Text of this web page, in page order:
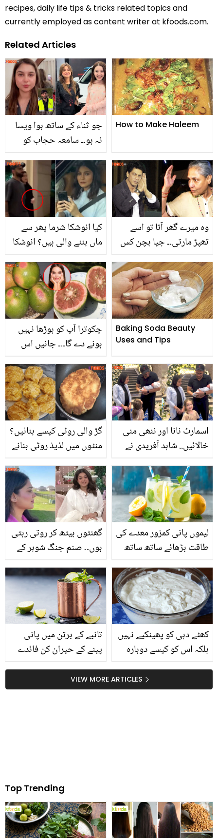
recipes, daily life tips & tricks related topics and
currently employed as content writer at kfoods.com.
Related Articles
جو ثناء کے ساتھ ہوا ویسا
نہ ہو۔۔ سامعہ حجاب کو
گرفتار! ملزم زاہد کس طرح
ٹک ٹاکر کو پریشان کرتا
تھا؟
How to Make Haleem
کیا انوشکا شرما پھر سے
ماں بننے والی ہیں؟ انوشکا
ویڈیو نے سچائی سے پردہ
اٹھا دیا
وہ میرے گھر آتا تو اسے
تھپڑ مارتی۔۔ جیا بچن کس
شاہ رخ خان کو معافی
مانگنی پڑی؟
چکوترا آپ کو بوڑھا نہیں
ہونے دے گا۔۔۔ جانیں اس
متعلق 4 زبردست حقائق
Baking Soda Beauty
Uses and Tips
گڑ والی روٹی کیسے بنائیں؟
منٹوں میں لذیذ روٹی بنانے
فائدے
اسمارٹ نانا اور ننھی منی
خالائیں.. شاہد آفریدی نے
لے کر ایسا کیا کہا جو لوگ
بھی تعریف کرنے لگے؟
گھنٹوں بیٹھ کر روتی رہتی
ہوں۔۔ صنم جنگ شوہر کے
کا شکار کیوں ہوگئیں؟
لیموں پانی کمزور معدے کی
طاقت بڑھائے ساتھ ساتھ
لیموں پانی کے 7 حیرت
انگیز فوائد
تانبے کے برتن میں پانی
پینے کے حیران کن فائدے
کھٹے دہی کو پھینکیے نہیں
بلکہ اس کو کیسے دوبارہ
کو کھٹا ہونے سے بچانے کا
زبردست طریقہ
VIEW MORE ARTICLES
Top Trending